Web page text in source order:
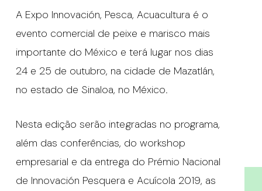
A Expo Innovación, Pesca, Acuacultura é o
evento comercial de peixe e marisco mais
importante do México e terá lugar nos dias
24 e 25 de outubro, na cidade de Mazatlán,
no estado de Sinaloa, no México.
Nesta edição serão integradas no programa,
além das conferências, do workshop
empresarial e da entrega do Prémio Nacional
de Innovación Pesquera e Acuícola 2019, as